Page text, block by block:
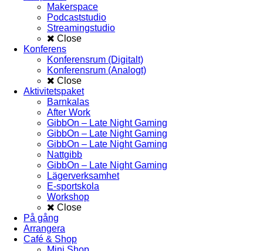
Makerspace
Podcaststudio
Streamingstudio
Close
Konferens
Konferensrum (Digitalt)
Konferensrum (Analogt)
Close
Aktivitetspaket
Barnkalas
After Work
GibbOn – Late Night Gaming
GibbOn – Late Night Gaming
GibbOn – Late Night Gaming
Nattgibb
GibbOn – Late Night Gaming
Lägerverksamhet
E-sportskola
Workshop
Close
På gång
Arrangera
Café & Shop